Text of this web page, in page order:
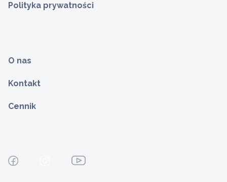
Polityka prywatności
O nas
Kontakt
Cennik